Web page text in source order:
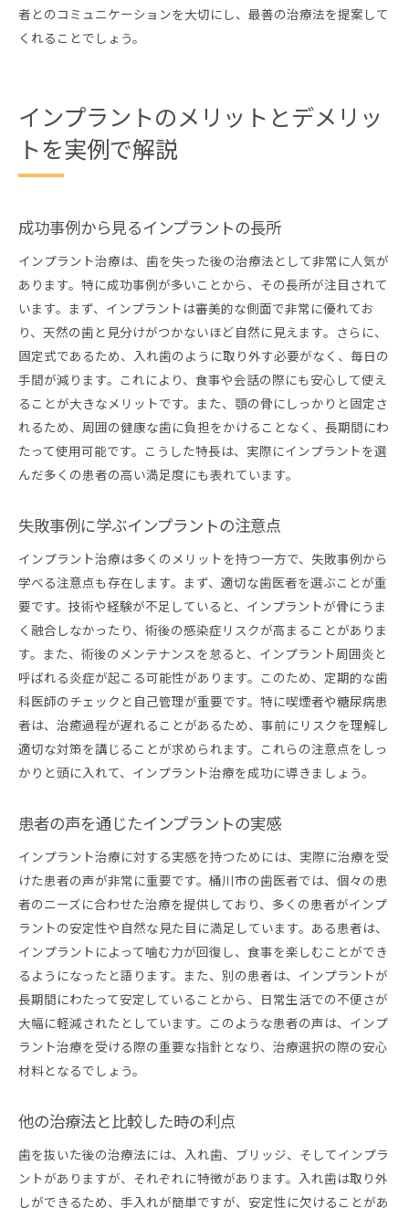
者とのコミュニケーションを大切にし、最善の治療法を提案して
くれることでしょう。
インプラントのメリットとデメリッ
トを実例で解説
成功事例から見るインプラントの長所
インプラント治療は、歯を失った後の治療法として非常に人気が
あります。特に成功事例が多いことから、その長所が注目されて
います。まず、インプラントは審美的な側面で非常に優れてお
り、天然の歯と見分けがつかないほど自然に見えます。さらに、
固定式であるため、入れ歯のように取り外す必要がなく、毎日の
手間が減ります。これにより、食事や会話の際にも安心して使え
ることが大きなメリットです。また、顎の骨にしっかりと固定さ
れるため、周囲の健康な歯に負担をかけることなく、長期間にわ
たって使用可能です。こうした特長は、実際にインプラントを選
んだ多くの患者の高い満足度にも表れています。
失敗事例に学ぶインプラントの注意点
インプラント治療は多くのメリットを持つ一方で、失敗事例から
学べる注意点も存在します。まず、適切な歯医者を選ぶことが重
要です。技術や経験が不足していると、インプラントが骨にうま
く融合しなかったり、術後の感染症リスクが高まることがありま
す。また、術後のメンテナンスを怠ると、インプラント周囲炎と
呼ばれる炎症が起こる可能性があります。このため、定期的な歯
科医師のチェックと自己管理が重要です。特に喫煙者や糖尿病患
者は、治癒過程が遅れることがあるため、事前にリスクを理解し
適切な対策を講じることが求められます。これらの注意点をしっ
かりと頭に入れて、インプラント治療を成功に導きましょう。
患者の声を通じたインプラントの実感
インプラント治療に対する実感を持つためには、実際に治療を受
けた患者の声が非常に重要です。桶川市の歯医者では、個々の患
者のニーズに合わせた治療を提供しており、多くの患者がインプ
ラントの安定性や自然な見た目に満足しています。ある患者は、
インプラントによって噛む力が回復し、食事を楽しむことができ
るようになったと語ります。また、別の患者は、インプラントが
長期間にわたって安定していることから、日常生活での不便さが
大幅に軽減されたとしています。このような患者の声は、インプ
ラント治療を受ける際の重要な指針となり、治療選択の際の安心
材料となるでしょう。
他の治療法と比較した時の利点
歯を抜いた後の治療法には、入れ歯、ブリッジ、そしてインプラ
ントがありますが、それぞれに特徴があります。入れ歯は取り外
しができるため、手入れが簡単ですが、安定性に欠けることがあ